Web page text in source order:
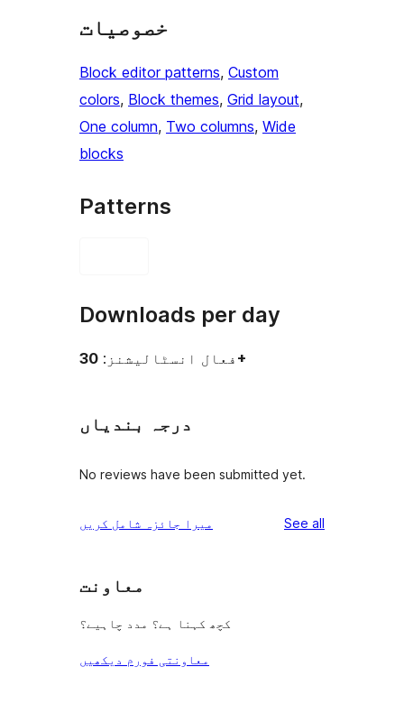
خصوصیات
Block editor patterns, Custom
colors, Block themes, Grid layout
One column, Two columns, Wide
blocks
Patterns
Downloads per day
فعال انسٹالیشنز: 30+
درجہ بندیاں
No reviews have been submitted yet.
میرا جائزہ شامل کریں See all
معاونت
کچھ کہنا ہے؟ مدد چاہیے؟
معاونتی فورم دیکھیں